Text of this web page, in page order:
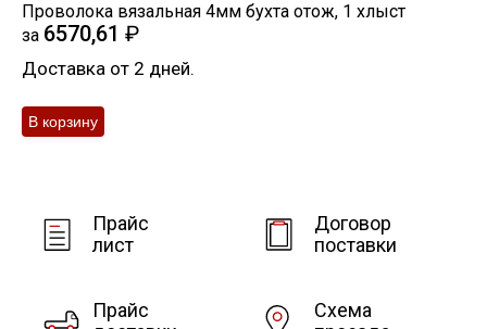
Профлист
Проволока вязальная 4мм бухта отож, 1 хлыст
за 6570,61 ₽
Доставка от 2 дней.
Прайс
лист
Договор
поставки
Прайс
Схема